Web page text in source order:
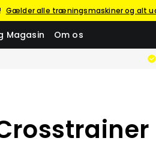
Gælder alle træningsmaskiner og alt
Magasin Om os